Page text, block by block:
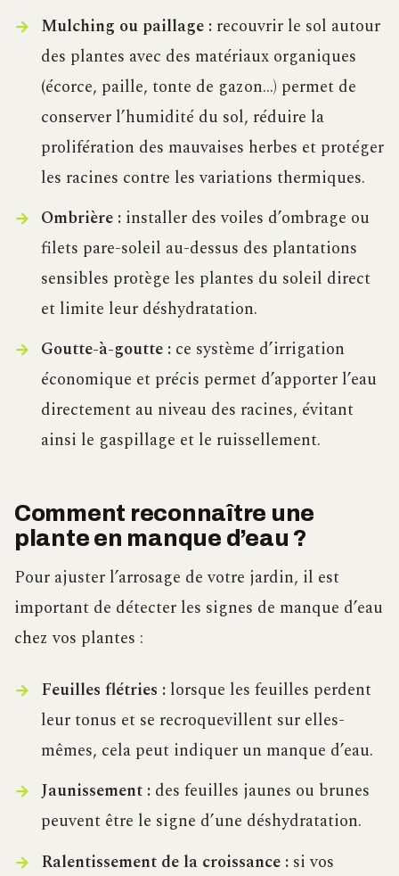
Mulching ou paillage :recouvrir le sol autour
des plantes avec des matériaux organiques
(écorce, paille, tonte de gazon…) permet de
conserver l’humidité du sol, réduire la
prolifération des mauvaises herbes et protéger
les racines contre les variations thermiques.
Ombrière :installer des voiles d’ombrage ou
filets pare-soleil au-dessus des plantations
sensibles protège les plantes du soleil direct
et limite leur déshydratation.
Goutte-à-goutte :ce système d’irrigation
économique et précis permet d’apporter l’eau
directement au niveau des racines, évitant
ainsi le gaspillage et le ruissellement.
Comment reconnaître une
plante en manque d’eau ?
Pour ajuster l’arrosage de votre jardin, il est
important de détecter les signes de manque d’eau
chez vos plantes :
Feuilles flétries :lorsque les feuilles perdent
leur tonus et se recroquevillent sur elles-
mêmes, cela peut indiquer un manque d’eau.
Jaunissement :des feuilles jaunes ou brunes
peuvent être le signe d’une déshydratation.
Ralentissement de la croissance :si vos